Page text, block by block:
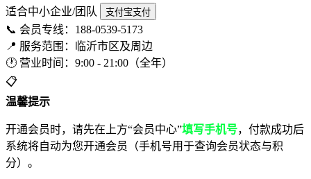
适合中小企业/团队 支付宝支付
📞 会员专线：188-0539-5173
📍 服务范围：临沂市区及周边
🕐 营业时间：9:00 - 21:00（全年）
📋
温馨提示
开通会员时，请先在上方“会员中心”填写手机号，付款成功后
系统将自动为您开通会员（手机号用于查询会员状态与积
分）。